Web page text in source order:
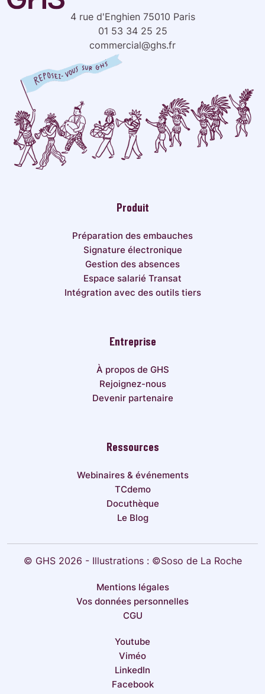
4 rue d'Enghien 75010 Paris
01 53 34 25 25
commercial@ghs.fr
Produit
Préparation des embauches
Signature électronique
Gestion des absences
Espace salarié Transat
Intégration avec des outils tiers
Entreprise
À propos de GHS
Rejoignez-nous
Devenir partenaire
Ressources
Webinaires & événements
TCdemo
Docuthèque
Le Blog
© GHS 2026 - Illustrations : ©Soso de La Roche
Mentions légales
Vos données personnelles
CGU
Youtube
Viméo
LinkedIn
Facebook